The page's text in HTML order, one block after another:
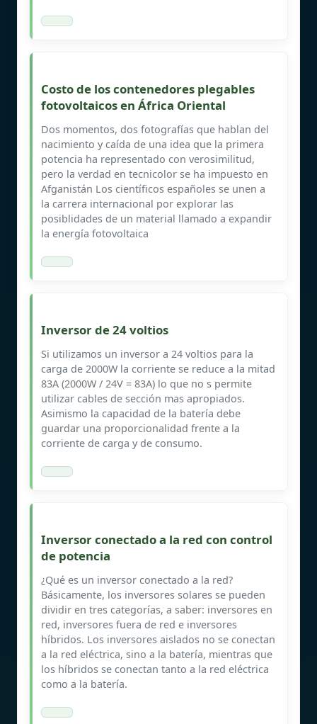
Costo de los contenedores plegables
fotovoltaicos en África Oriental
Dos momentos, dos fotografías que hablan del
nacimiento y caída de una idea que la primera
potencia ha representado con verosimilitud,
pero la verdad en tecnicolor se ha impuesto en
Afganistán Los científicos españoles se unen a
la carrera internacional por explorar las
posiblidades de un material llamado a expandir
la energía fotovoltaica
Inversor de 24 voltios
Si utilizamos un inversor a 24 voltios para la
carga de 2000W la corriente se reduce a la mitad
83A (2000W / 24V = 83A) lo que no s permite
utilizar cables de sección mas apropiados.
Asimismo la capacidad de la batería debe
guardar una proporcionalidad frente a la
corriente de carga y de consumo.
Inversor conectado a la red con control
de potencia
¿Qué es un inversor conectado a la red?
Básicamente, los inversores solares se pueden
dividir en tres categorías, a saber: inversores en
red, inversores fuera de red e inversores
híbridos. Los inversores aislados no se conectan
a la red eléctrica, sino a la batería, mientras que
los híbridos se conectan tanto a la red eléctrica
como a la batería.